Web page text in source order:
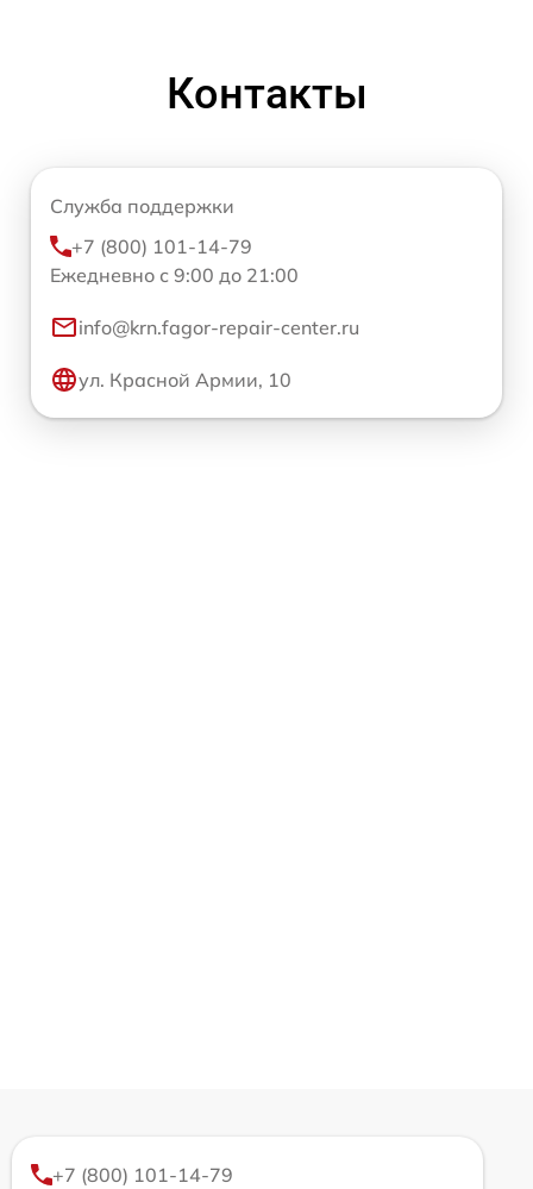
Контакты
Служба поддержки
+7 (800) 101-14-79
Ежедневно с 9:00 до 21:00
info@krn.fagor-repair-center.ru
ул. Красной Армии, 10
+7 (800) 101-14-79